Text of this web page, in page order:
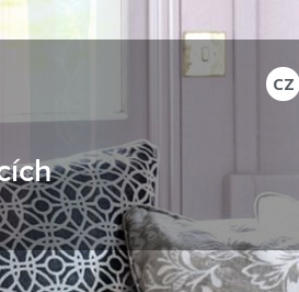
CZ